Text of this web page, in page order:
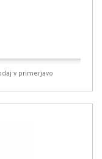
v primerjavo